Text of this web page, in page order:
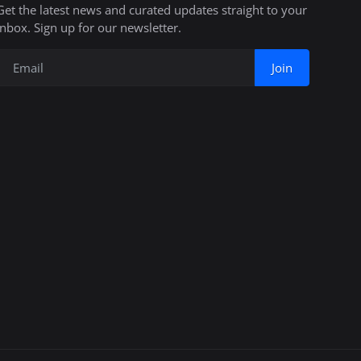
the latest news and curated updates straight to your
Sign up for our newsletter.
Join